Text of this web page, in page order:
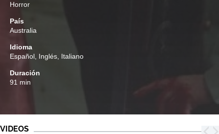
Horror
País
Australia
Idioma
Español, Inglés, Italiano
Duración
91 min
VIDEOS